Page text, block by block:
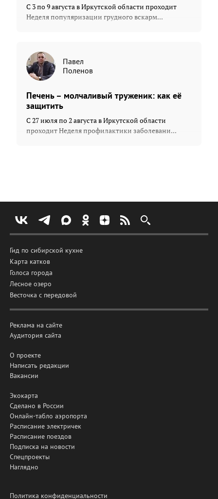
С 3 по 9 августа в Иркутской области проходит
Неделя популяризации грудного вскарм...
Павел
Поленов
Печень – молчаливый труженик: как её
защитить
С 27 июля по 2 августа в Иркутской области
проходит Неделя профилактики заболевани...
Гид по сибирской кухне
Карта катков
Голоса города
Лесное озеро
Весточка с передовой
Реклама на сайте
Аудитория сайта
О проекте
Написать редакции
Вакансии
Экокарта
Сделано в России
Онлайн-табло аэропорта
Расписание электричек
Расписание поездов
Подписка на новости
Спецпроекты
Наглядно
Политика конфиденциальности